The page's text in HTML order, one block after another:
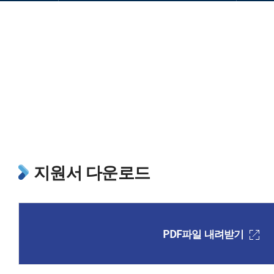
지원서 다운로드
PDF파일 내려받기